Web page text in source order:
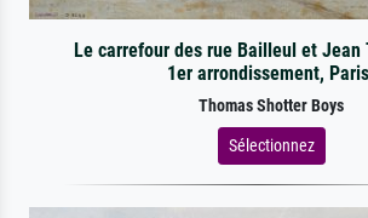
Le carrefour des rue Bailleul et Jean
1er arrondissement,
Thomas Shotter Boys
Sélectionnez